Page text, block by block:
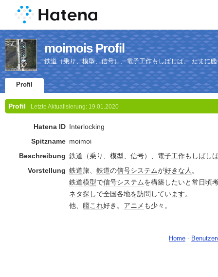
moimois Profil
鉄道（乗り、模型、信号）、電子工作もしばしば。 たまに
Profil
Profil Letzte Aktualisierung: 19.01.2020
Hatena ID Interlocking
Spitzname moimoi
Beschreibung 鉄道 （乗り、 模型、 信号）、 電子工作もしばし
Vorstellung 鉄道旅、 鉄道の信号システムが好きな人。
鉄道模型で信号システムを構築したいと常日頃
ネタ探しで全国各地を訪問 しています。
他、 艦これ好き。 アニメ も少々。
Home -